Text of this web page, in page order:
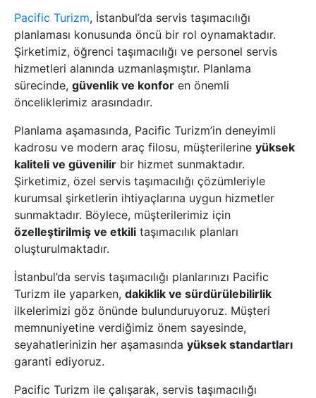
Pacific Turizm, İstanbul’da servis taşımacılığı
planlaması konusunda öncü bir rol oynamaktadır.
Şirketimiz, öğrenci taşımacılığı ve personel servis
hizmetleri alanında uzmanlaşmıştır. Planlama
sürecinde, güvenlik ve konfor en önemli
önceliklerimiz arasındadır.
Planlama aşamasında, Pacific Turizm’in deneyimli
kadrosu ve modern araç filosu, müşterilerine yüksek
kaliteli ve güvenilir bir hizmet sunmaktadır.
Şirketimiz, özel servis taşımacılığı çözümleriyle
kurumsal şirketlerin ihtiyaçlarına uygun hizmetler
sunmaktadır. Böylece, müşterilerimiz için
özelleştirilmiş ve etkili taşımacılık planları
oluşturulmaktadır.
İstanbul’da servis taşımacılığı planlarınızı Pacific
Turizm ile yaparken, dakiklik ve sürdürülebilirlik
ilkelerimizi göz önünde bulunduruyoruz. Müşteri
memnuniyetine verdiğimiz önem sayesinde,
seyahatlerinizin her aşamasında yüksek standartları
garanti ediyoruz.
Pacific Turizm ile çalışarak, servis taşımacılığı